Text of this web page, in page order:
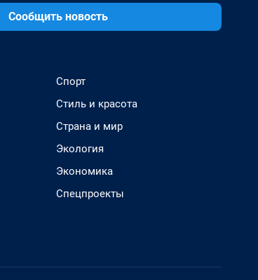
Сообщить новость
Спорт
Стиль и красота
Страна и мир
Экология
Экономика
Спецпроекты